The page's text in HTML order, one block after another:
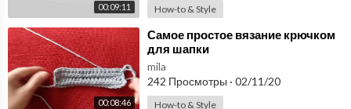
00:09:11 How-to & Style
00:08:46
⁣Самое простое вязание крючком
для шапки
mila
242 Просмотры · 02/11/20
How-to & Style